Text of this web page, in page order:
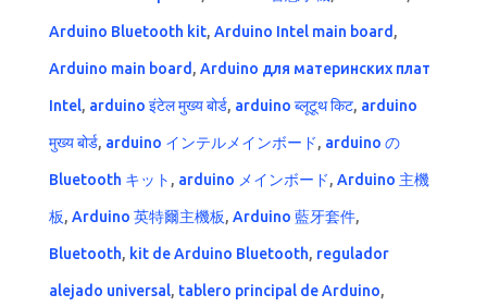
Arduino Bluetooth kit, Arduino Intel main board ,
Arduino main board , Arduino для материнских плат
Intel, arduino इंटेल मुख्य बोर्ड, arduino ब्लूटूथ किट, arduino
मुख्य बोर्ड, arduino インテルメインボード, arduino の
Bluetooth キット , arduino メインボード, Arduino 主機
板, Arduino 英特爾主機板, Arduino 藍牙套件,
Bluetooth, kit de Arduino Bluetooth, regulador
alejado universal, tablero principal de Arduino,